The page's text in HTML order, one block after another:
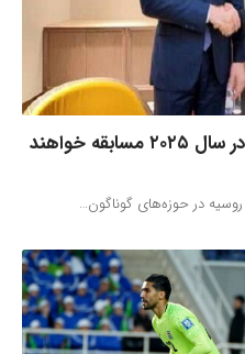
تیم ملی فوتبال ایران و روسیه در سال ۲۰۲۵ مسابقه خواهند
در حوزه‌های گوناگون…